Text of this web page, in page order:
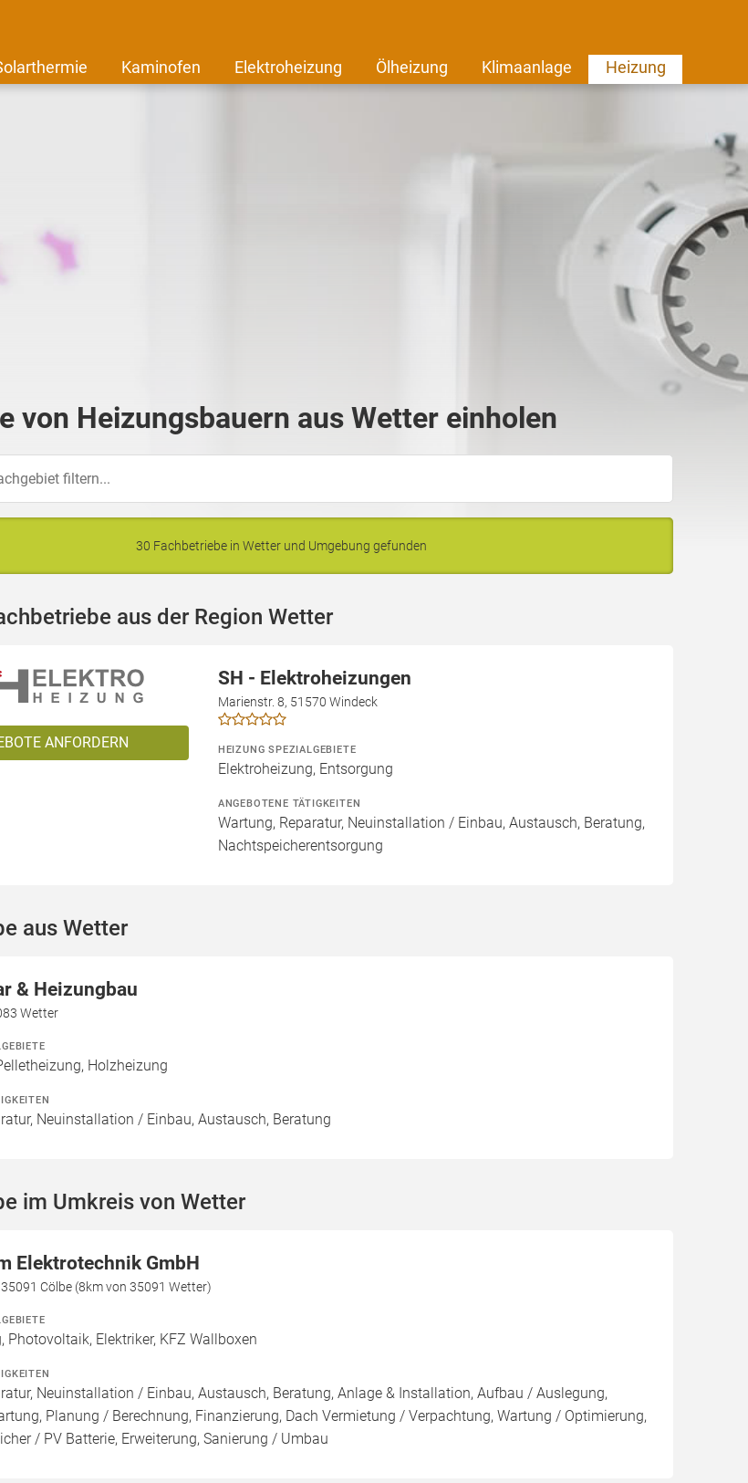
Kaminofen Elektroheizung Ölheizung Klimaanlage Heizung
von Heizungsbauern aus Wetter einholen
30 Fachbetriebe in Wetter und Umgebung gefunden
aus der Region Wetter
ANFORDERN
SH - Elektroheizungen
Marienstr. 8, 51570 Windeck
HEIZUNG SPEZIALGEBIETE
Elektroheizung, Entsorgung
ANGEBOTENE TÄTIGKEITEN
Wartung, Reparatur, Neuinstallation / Einbau, Austausch, Beratung,
Nachtspeicherentsorgung
aus Wetter
& Heizungbau
Wetter
Holzheizung
Neuinstallation / Einbau, Austausch, Beratung
im Umkreis von Wetter
Elektrotechnik GmbH
Cölbe (8km von 35091 Wetter)
Photovoltaik, Elektriker, KFZ Wallboxen
Neuinstallation / Einbau, Austausch, Beratung, Anlage & Installation, Aufbau / Auslegung,
Planung / Berechnung, Finanzierung, Dach Vermietung / Verpachtung, Wartung / Optimierung,
/ PV Batterie, Erweiterung, Sanierung / Umbau